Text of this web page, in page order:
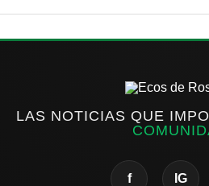
LAS NOTICIAS QUE
f IG